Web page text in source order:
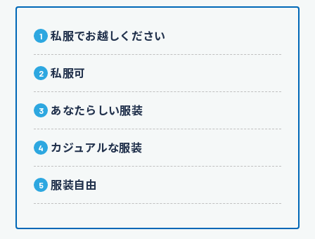
私服でお越しください
私服可
あなたらしい服装
カジュアルな服装
服装自由